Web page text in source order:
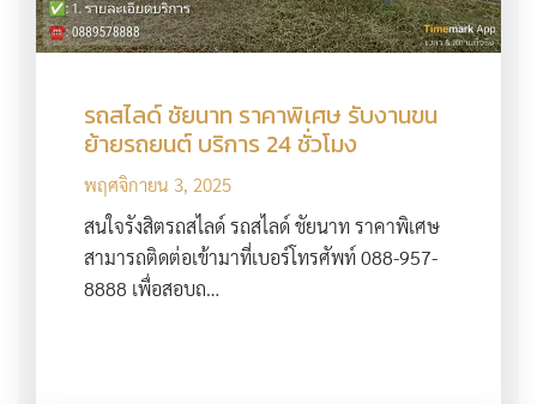
รถสไลด์ ชัยนาท ราคาพิเศษ รับงานขน
ย้ายรถยนต์ บริการ 24 ชั่วโมง
พฤศจิกายน 3, 2025
สนใจรังสิตรถสไลด์ รถสไลด์ ชัยนาท ราคาพิเศษ
สามารถติดต่อเข้ามาที่เบอร์โทรศัพท์ 088-957-
8888 เพื่อสอบถ…